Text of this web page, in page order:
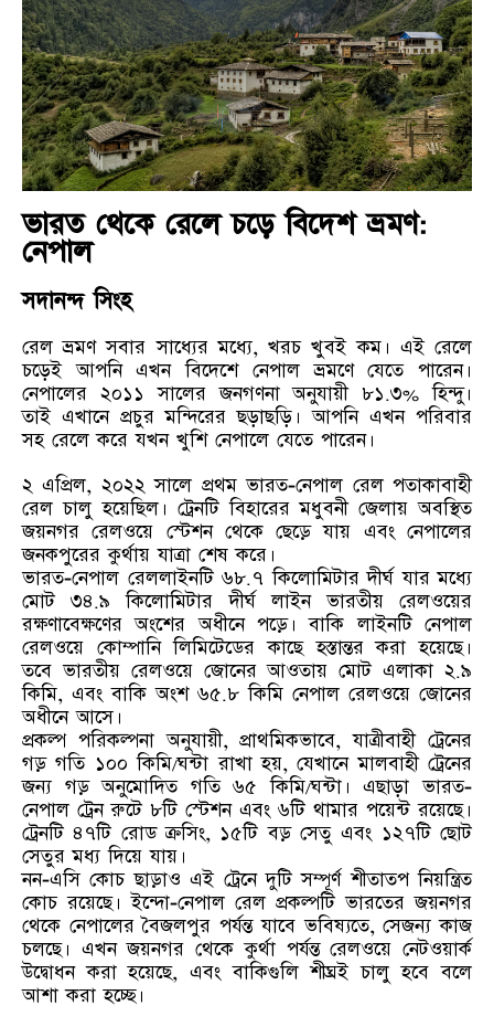
ভারত থেকে রেলে চড়ে বিদেশ ভ্রমণ:
নেপাল
সদানন্দ সিংহ
রেল ভ্রমণ সবার সাধ্যের মধ্যে, খরচ খুবই কম। এই রেলে
চড়েই আপনি এখন বিদেশে নেপাল ভ্রমণে যেতে পারেন।
নেপালের ২০১১ সালের জনগণনা অনুযায়ী ৮১.৩% হিন্দু।
তাই এখানে প্রচুর মন্দিরের ছড়াছড়ি। আপনি এখন পরিবার
সহ রেলে করে যখন খুশি নেপালে যেতে পারেন।
২ এপ্রিল, ২০২২ সালে প্রথম ভারত-নেপাল রেল পতাকাবাহী
রেল চালু হয়েছিল। ট্রেনটি বিহারের মধুবনী জেলায় অবস্থিত
জয়নগর রেলওয়ে স্টেশন থেকে ছেড়ে যায় এবং নেপালের
জনকপুরের কুর্থায় যাত্রা শেষ করে।
ভারত-নেপাল রেললাইনটি ৬৮.৭ কিলোমিটার দীর্ঘ যার মধ্যে
মোট ৩৪.৯ কিলোমিটার দীর্ঘ লাইন ভারতীয় রেলওয়ের
রক্ষণাবেক্ষণের অংশের অধীনে পড়ে। বাকি লাইনটি নেপাল
রেলওয়ে কোম্পানি লিমিটেডের কাছে হস্তান্তর করা হয়েছে।
তবে ভারতীয় রেলওয়ে জোনের আওতায় মোট এলাকা ২.৯
কিমি, এবং বাকি অংশ ৬৫.৮ কিমি নেপাল রেলওয়ে জোনের
অধীনে আসে।
প্রকল্প পরিকল্পনা অনুযায়ী, প্রাথমিকভাবে, যাত্রীবাহী ট্রেনের
গড় গতি ১০০ কিমি/ঘন্টা রাখা হয়, যেখানে মালবাহী ট্রেনের
জন্য গড় অনুমোদিত গতি ৬৫ কিমি/ঘন্টা। এছাড়া ভারত-
নেপাল ট্রেন রুটে ৮টি স্টেশন এবং ৬টি থামার পয়েন্ট রয়েছে।
ট্রেনটি ৪৭টি রোড ক্রসিং, ১৫টি বড় সেতু এবং ১২৭টি ছোট
সেতুর মধ্য দিয়ে যায়।
নন-এসি কোচ ছাড়াও এই ট্রেনে দুটি সম্পূর্ণ শীতাতপ নিয়ন্ত্রিত
কোচ রয়েছে। ইন্দো-নেপাল রেল প্রকল্পটি ভারতের জয়নগর
থেকে নেপালের বৈজলপুর পর্যন্ত যাবে ভবিষ্যতে, সেজন্য কাজ
চলছে। এখন জয়নগর থেকে কুর্থা পর্যন্ত রেলওয়ে নেটওয়ার্ক
উদ্বোধন করা হয়েছে, এবং বাকিগুলি শীঘ্রই চালু হবে বলে
আশা করা হচ্ছে।